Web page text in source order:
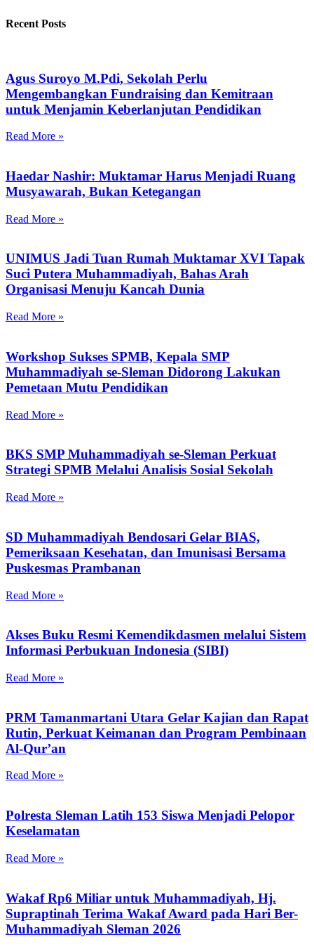
Recent Posts
Agus Suroyo M.Pdi, Sekolah Perlu
Mengembangkan Fundraising dan Kemitraan
untuk Menjamin Keberlanjutan Pendidikan
Read More »
Haedar Nashir: Muktamar Harus Menjadi Ruang
Musyawarah, Bukan Ketegangan
Read More »
UNIMUS Jadi Tuan Rumah Muktamar XVI Tapak
Suci Putera Muhammadiyah, Bahas Arah
Organisasi Menuju Kancah Dunia
Read More »
Workshop Sukses SPMB, Kepala SMP
Muhammadiyah se-Sleman Didorong Lakukan
Pemetaan Mutu Pendidikan
Read More »
BKS SMP Muhammadiyah se-Sleman Perkuat
Strategi SPMB Melalui Analisis Sosial Sekolah
Read More »
SD Muhammadiyah Bendosari Gelar BIAS,
Pemeriksaan Kesehatan, dan Imunisasi Bersama
Puskesmas Prambanan
Read More »
Akses Buku Resmi Kemendikdasmen melalui Sistem
Informasi Perbukuan Indonesia (SIBI)
Read More »
PRM Tamanmartani Utara Gelar Kajian dan Rapat
Rutin, Perkuat Keimanan dan Program Pembinaan
Al-Qur’an
Read More »
Polresta Sleman Latih 153 Siswa Menjadi Pelopor
Keselamatan
Read More »
Wakaf Rp6 Miliar untuk Muhammadiyah, Hj.
Supraptinah Terima Wakaf Award pada Hari Ber-
Muhammadiyah Sleman 2026